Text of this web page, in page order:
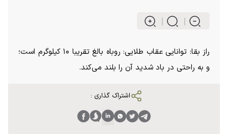
راز بقا: توانایی عقاب طلایی: روباه بالغ تقریبا ۱۰ کیلوگرم است؛
و به راحتی در باد شدید آن را بلند می‌کند.
اشتراک گذاری :